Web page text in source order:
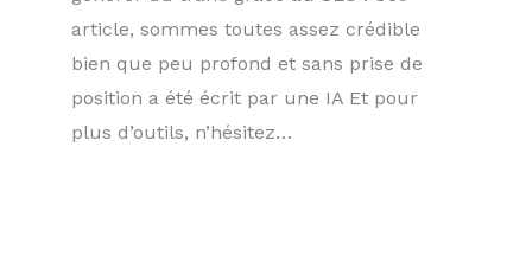
article, sommes toutes assez crédible
bien que peu profond et sans prise de
position a été écrit par une IA Et pour
plus d’outils, n’hésitez…